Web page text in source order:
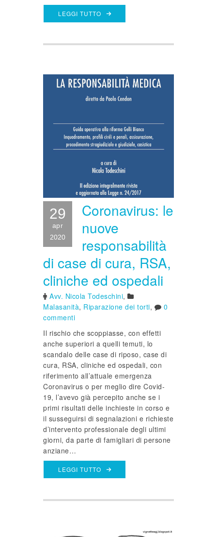
LEGGI TUTTO
29
apr
2020
Coronavirus: le
nuove
responsabilità
di case di cura, RSA,
cliniche ed ospedali
Avv. Nicola Todeschini,
Malasanità, Riparazione dei torti,
0
commenti
Il rischio che scoppiasse, con effetti
anche superiori a quelli temuti, lo
scandalo delle case di riposo, case di
cura, RSA, cliniche ed ospedali, con
riferimento all’attuale emergenza
Coronavirus o per meglio dire Covid-
19, l’avevo già percepito anche se i
primi risultati delle inchieste in corso e
il susseguirsi di segnalazioni e richieste
d’intervento professionale degli ultimi
giorni, da parte di famigliari di persone
anziane…
LEGGI TUTTO